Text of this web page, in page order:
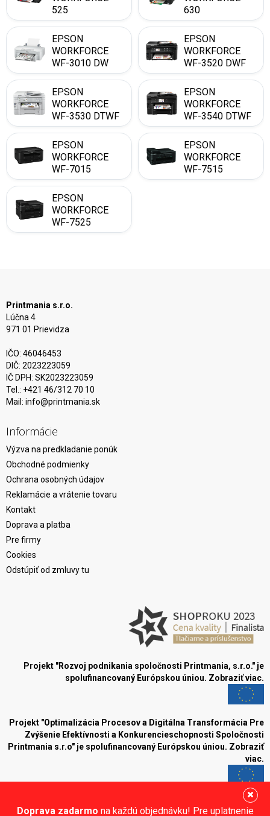
Doprava zadarmo na každú objednávku! Pre uplatnenie
525
630
EPSON
WORKFORCE
WF-3010 DW
EPSON
WORKFORCE
WF-3520 DWF
EPSON
WORKFORCE
WF-3530 DTWF
EPSON
WORKFORCE
WF-3540 DTWF
EPSON
WORKFORCE
WF-7015
EPSON
WORKFORCE
WF-7515
EPSON
WORKFORCE
WF-7525
Printmania s.r.o.
Lúčna 4
971 01 Prievidza
IČO: 46046453
DIČ: 2023223059
IČ DPH: SK2023223059
Tel.: +421 46/312 70 10
Mail: info@printmania.sk
Informácie
Výzva na predkladanie ponúk
Obchodné podmienky
Ochrana osobných údajov
Reklamácie a vrátenie tovaru
Kontakt
Doprava a platba
Pre firmy
Cookies
Odstúpiť od zmluvy tu
Projekt "Rozvoj podnikania spoločnosti Printmania, s.r.o." je
spolufinancovaný Európskou úniou. Zobraziť viac.
Projekt "Optimalizácia Procesov a Digitálna Transformácia Pre
Zvýšenie Efektívnosti a Konkurencieschopnosti Spoločnosti
Printmania s.r.o" je spolufinancovaný Európskou úniou. Zobraziť
viac.
Blog